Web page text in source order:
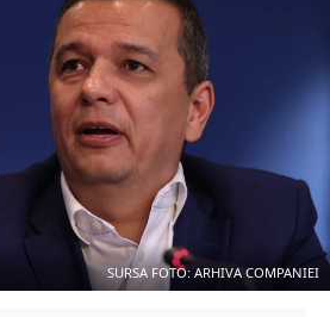
SURSA FOTO: ARHIVA COMPANIEI